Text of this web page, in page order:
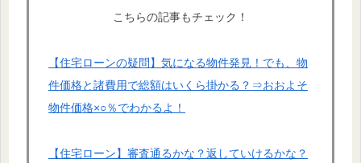
こちらの記事もチェック！
【住宅ローンの疑問】気になる物件発見！でも、物
件価格と諸費用で総額はいくら掛かる？⇒おおよそ
物件価格×○％でわかるよ！
【住宅ローン】審査通るかな？返していけるかな？